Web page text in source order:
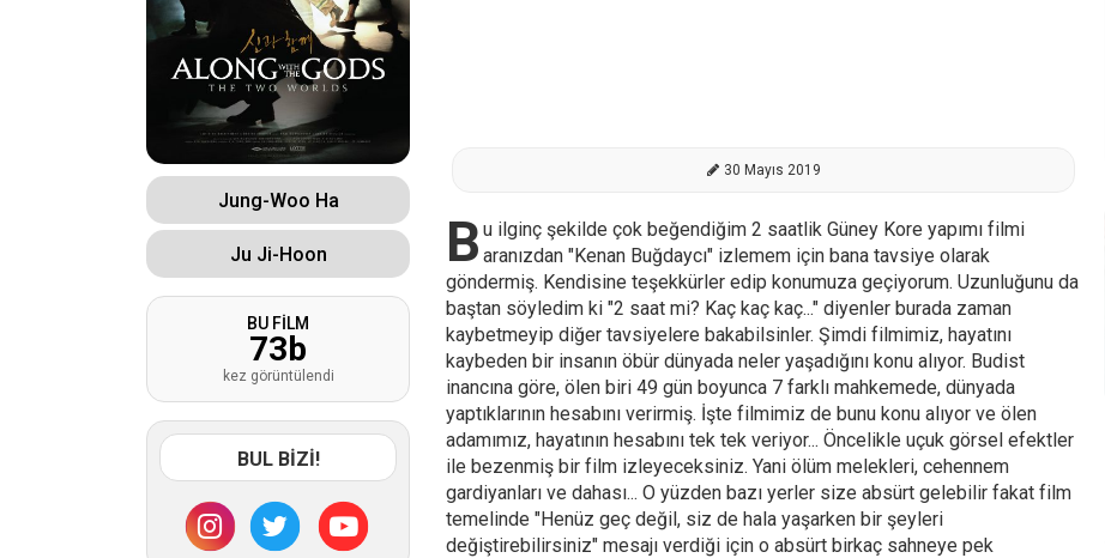
Jung-Woo Ha
Ju Ji-Hoon
BU FİLM
73b
kez görüntülendi
BUL BİZİ!
30 Mayıs 2019
B u ilginç şekilde çok beğendiğim 2 saatlik Güney Kore yapımı filmi
aranızdan "Kenan Buğdaycı" izlemem için bana tavsiye olarak
göndermiş. Kendisine teşekkürler edip konumuza geçiyorum. Uzunluğunu da
baştan söyledim ki "2 saat mi? Kaç kaç kaç..." diyenler burada zaman
kaybetmeyip diğer tavsiyelere bakabilsinler. Şimdi filmimiz, hayatını
kaybeden bir insanın öbür dünyada neler yaşadığını konu alıyor. Budist
inancına göre, ölen biri 49 gün boyunca 7 farklı mahkemede, dünyada
yaptıklarının hesabını verirmiş. İşte filmimiz de bunu konu alıyor ve ölen
adamımız, hayatının hesabını tek tek veriyor... Öncelikle uçuk görsel efektler
ile bezenmiş bir film izleyeceksiniz. Yani ölüm melekleri, cehennem
gardiyanları ve dahası... O yüzden bazı yerler size absürt gelebilir fakat film
temelinde "Henüz geç değil, siz de hala yaşarken bir şeyleri
değiştirebilirsiniz" mesajı verdiği için o absürt birkaç sahneye pek